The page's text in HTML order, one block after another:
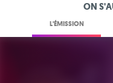
ON
L'ÉMISSION